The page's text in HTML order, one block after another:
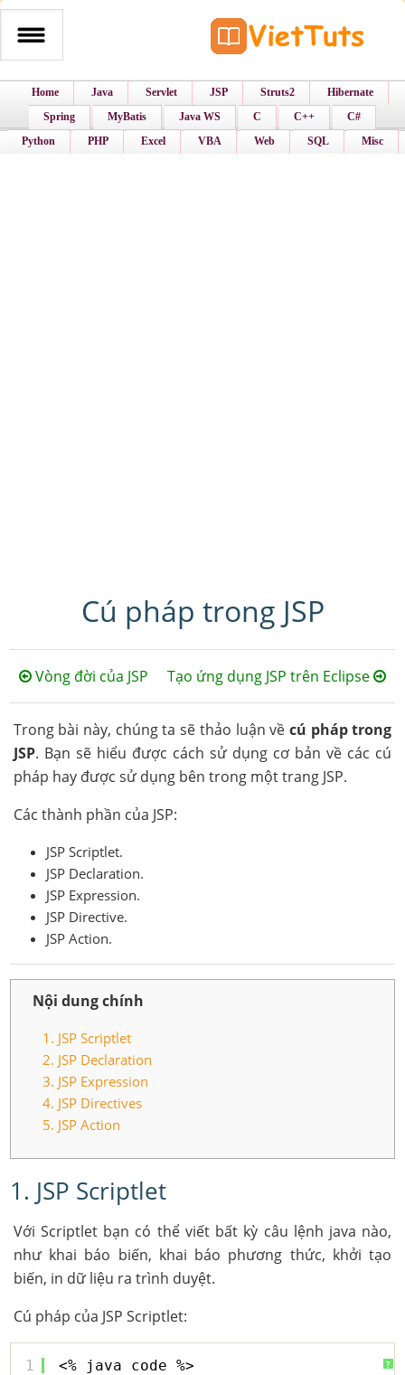
Home Java Servlet JSP Struts2
Hibernate
Spring
MyBatis Java WS C C++
C#
Python
PHP Excel VBA Web SQL Misc
Cú pháp trong JSP
Vòng đời của JSP Tạo ứng dụng JSP trên Eclipse
Trong bài này, chúng ta sẽ thảo luận về cú pháp trong
JSP. Bạn sẽ hiểu được cách sử dụng cơ bản về các cú
pháp hay được sử dụng bên trong một trang JSP.
Các thành phần của JSP:
JSP Scriptlet.
JSP Declaration.
JSP Expression.
JSP Directive.
JSP Action.
Nội dung chính
1. JSP Scriptlet
2. JSP Declaration
3. JSP Expression
4. JSP Directives
5. JSP Action
1. JSP Scriptlet
Với Scriptlet bạn có thể viết bất kỳ câu lệnh java nào,
như khai báo biến, khai báo phương thức, khởi tạo
biến, in dữ liệu ra trình duyệt.
Cú pháp của JSP Scriptlet:
?
1 <% java code %>